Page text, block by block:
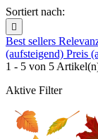
Sortiert nach:

Best sellers
(aufsteigend) Preis
1 - 5 von 5
Aktive Filter